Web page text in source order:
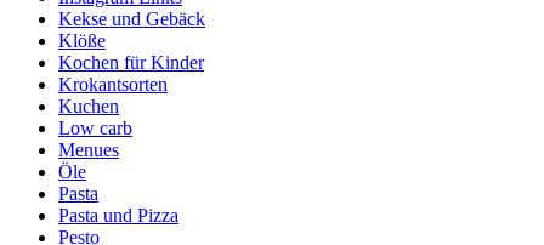
Kekse und Gebäck
Klöße
Kochen für Kinder
Krokantsorten
Kuchen
Low carb
Menues
Öle
Pasta
Pasta und Pizza
Pesto